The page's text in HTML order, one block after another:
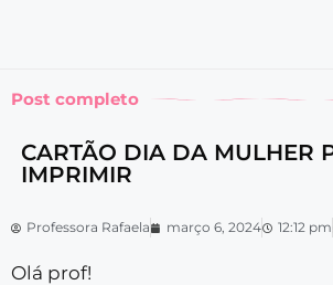
Post completo
CARTÃO DIA DA MULHER
IMPRIMIR
Professora Rafaela março 6, 2024 12:12 pm
Olá prof!